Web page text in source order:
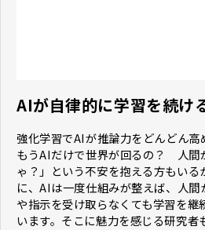
AIが自律的に学習を続け
強化学習でAIが推論力をどんどん高
もうAIだけで世界が回るの？ 人間
ゃ？」という不安を抱える方もい
に、AIは一度仕組みが整えば、人
や指示を受け取らなくても学習を継
います。そこに魅力を感じる研究者